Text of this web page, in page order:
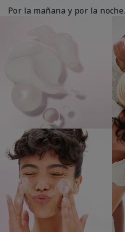
Por la mañana y por la noche.